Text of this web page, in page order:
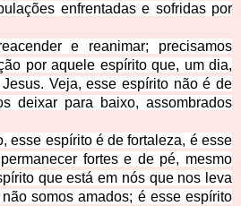
enfrentadas e sofridas por
e reanimar; precisamos
por aquele espírito que, um dia,
Veja, esse espírito não é de
deixar para baixo, assombrados
esse espírito é de fortaleza, é esse
fortes e de pé, mesmo
que está em nós que nos leva
somos amados; é esse espírito